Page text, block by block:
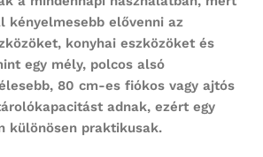
kényelmesebb elővenni az
konyhai eszközöket és
egy mély, polcos alsó
80 cm-es fiókos vagy ajtós
adnak, ezért egy
különösen praktikusak.